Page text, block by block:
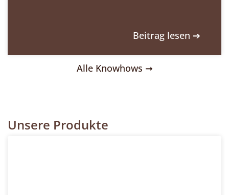
Beitrag lesen ➔
Alle Knowhows ➞
Unsere Produkte